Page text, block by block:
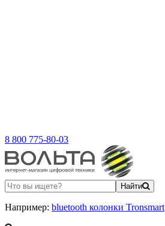
8 800 775-80-03
Найти
Например: bluetooth колонки Tronsmart